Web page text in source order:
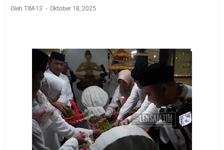
Oleh TIM-13 Oktober 18, 2025